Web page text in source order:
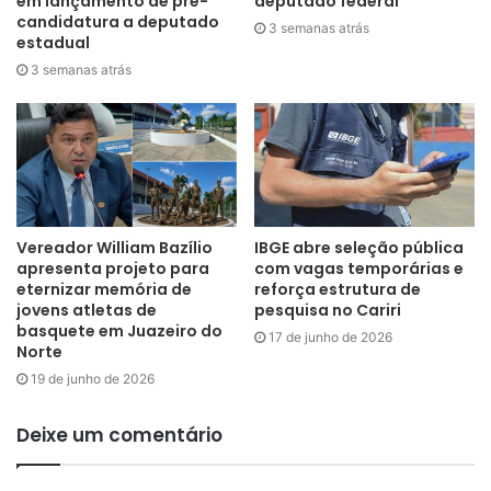
plantar hoje para colher amanhã. É uma forma de estimular
cada participante a ser protagonista na preservação
ambiental”,explicou Tania Pinheiro da Escola Ambiental
Monsenhor Murilo de Sá Barreto.
Resultados e impacto
Com a participação ativa da comunidade, o DML Cariri
2025 alcançou números expressivos. Forammais de 1.257
kg de recicláveis e 1.590 itens reutilizáveis coletados,
além da distribuição de mudas e sementes. O resultado
reforça a importância damobilização social e do
coletivo
sustentáveis.
“Cada quilo de material reciclado representa uma vitória na
luta contra a poluição. Nosso objetivo é que esse
candidatura a deputado
estadual
3 semanas atrás
3 semanas atrás
Vereador William Bazílio
apresenta projeto para
eternizar memória de
jovens atletas de
basquete em Juazeiro do
Norte
19 de junho de 2026
IBGE abre seleção pública
com vagas temporárias e
reforça estrutura de
pesquisa no Cariri
17 de junho de 2026
Deixe um comentário